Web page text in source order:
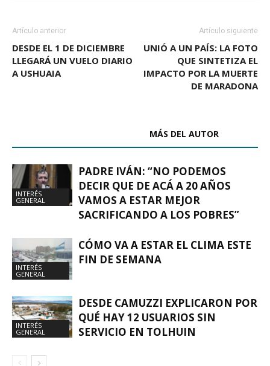
Artículo anterior
DESDE EL 1 DE DICIEMBRE
LLEGARÁ UN VUELO DIARIO
A USHUAIA
Artículo siguiente
UNIÓ A UN PAÍS: LA FOTO
QUE SINTETIZA EL
IMPACTO POR LA MUERTE
DE MARADONA
MÁS DEL AUTOR
INTERÉS
GENERAL
PADRE IVÁN: “NO PODEMOS
DECIR QUE DE ACÁ A 20 AÑOS
VAMOS A ESTAR MEJOR
SACRIFICANDO A LOS POBRES”
INTERÉS
GENERAL
CÓMO VA A ESTAR EL CLIMA ESTE
FIN DE SEMANA
INTERÉS
GENERAL
DESDE CAMUZZI EXPLICARON POR
QUÉ HAY 12 USUARIOS SIN
SERVICIO EN TOLHUIN